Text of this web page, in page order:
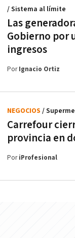
Las
Gobierno por
ingresos
/ Sistema al límite
PorIgnacio Ortiz
Carrefour
provincia en
NEGOCIOS /
PoriProfesional